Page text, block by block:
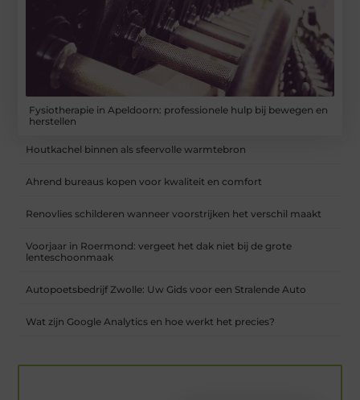
Fysiotherapie in Apeldoorn: professionele hulp bij bewegen en
herstellen
Houtkachel binnen als sfeervolle warmtebron
Ahrend bureaus kopen voor kwaliteit en comfort
Renovlies schilderen wanneer voorstrijken het verschil maakt
Voorjaar in Roermond: vergeet het dak niet bij de grote
lenteschoonmaak
Autopoetsbedrijf Zwolle: Uw Gids voor een Stralende Auto
Wat zijn Google Analytics en hoe werkt het precies?